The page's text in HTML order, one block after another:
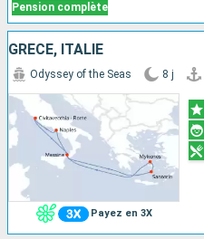
Pension complète
GRÈCE, ITALIE
Payez en 3X
Odyssey of the Seas 8 j